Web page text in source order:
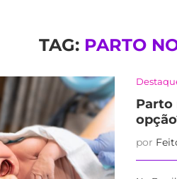
TAG: PARTO
Parto
por